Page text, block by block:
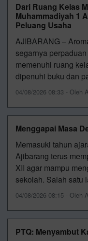
Dari Ruang Kelas
Muhammadiyah 1
Peluang Usaha
AJIBARANG –
segarnya
memenuhi ruang
dipenuhi buku dan
04/08/2026 08:33 - Oleh
Menggapai Masa
Memasuki tahun
Ajibarang terus
XII agar mampu
sekolah. Salah satu
04/08/2026 08:15 - Oleh
PTQ: Menyambut